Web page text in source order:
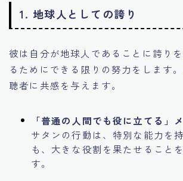
1. 地球人としての誇り
彼は自分が地球人であることに誇り
るためにできる限りの努力をします
聴者に共感を与えます。
「普通の人間でも役に立てる」
サタンの行動は、特別な能力を
も、大きな役割を果たせること
す。